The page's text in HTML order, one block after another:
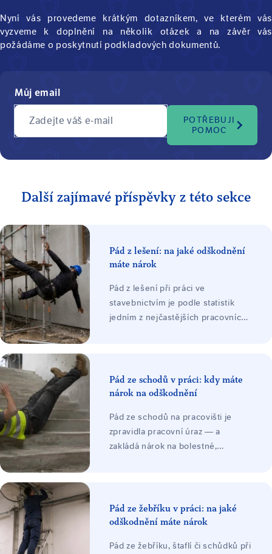
Nyní vás provedeme krátkým dotazníkem, ve kterém vás
vyzveme k doplnění na několik otázek a na závěr vás
požádáme o poskytnutí podkladových dokumentů.
Můj email
Zadejte váš e-mail
POTŘEBUJI
POMOC
Další zajímavé příspěvky z této sekce
Pád z lešení: na jaké odškodnění
máte nárok
Pád z lešení při práci ve
stavebnictvím je podle statistik
jedním z nejčastějších pracovních
nárazu o povrch. Závažnost
poranění se zpravidla odvíjí v
pádu zaměstnance.
Pád ze schodů v práci: kdy máte
nárok na odškodnění
Pád ze schodů na pracovišti je
zpravidla pracovní úraz — a
zakládá nárok na bolestné,
Odškodnění platí zaměstnavatel ze
svého zákonného pojištění.
Pád ze žebříku v práci: na jaké
odškodnění máte nárok
Pád ze žebříku, štaflí či schůdků při